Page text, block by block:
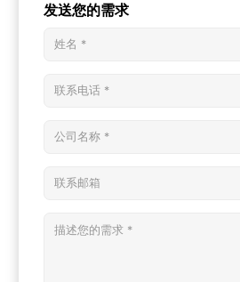
发送您的需求